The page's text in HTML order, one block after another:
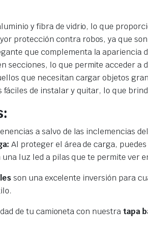
y fibra de vidrio, lo que
protección contra robos, ya que
que complementa la apariencia
secciones, lo que permite acceder
que necesitan cargar objetos
fáciles de instalar y quitar, lo que
a salvo de las inclemencias
Al proteger el área de carga,
una luz led a pilas que te permite ver
son una excelente inversión para
de tu camioneta con nuestra tapa